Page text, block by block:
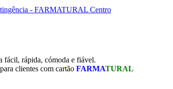
- FARMATURAL Centro
fácil, rápida, cómoda e fiável.
clientes com cartão FARMATURAL